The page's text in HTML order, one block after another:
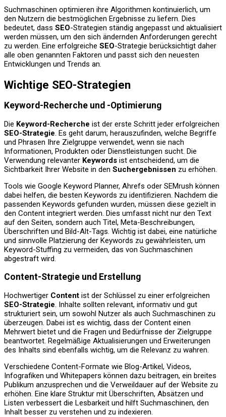
Suchmaschinen optimieren ihre Algorithmen kontinuierlich, um
den Nutzern die bestmöglichen Ergebnisse zu liefern. Dies
bedeutet, dass SEO-Strategien ständig angepasst und aktualisiert
werden müssen, um den sich ändernden Anforderungen gerecht
zu werden. Eine erfolgreiche SEO-Strategie berücksichtigt daher
alle oben genannten Faktoren und passt sich den neuesten
Entwicklungen und Trends an.
Wichtige SEO-Strategien
Keyword-Recherche und -Optimierung
Die Keyword-Recherche ist der erste Schritt jeder erfolgreichen
SEO-Strategie. Es geht darum, herauszufinden, welche Begriffe
und Phrasen Ihre Zielgruppe verwendet, wenn sie nach
Informationen, Produkten oder Dienstleistungen sucht. Die
Verwendung relevanter Keywords ist entscheidend, um die
Sichtbarkeit Ihrer Website in den Suchergebnissen zu erhöhen.
Tools wie Google Keyword Planner, Ahrefs oder SEMrush können
dabei helfen, die besten Keywords zu identifizieren. Nachdem die
passenden Keywords gefunden wurden, müssen diese gezielt in
den Content integriert werden. Dies umfasst nicht nur den Text
auf den Seiten, sondern auch Titel, Meta-Beschreibungen,
Überschriften und Bild-Alt-Tags. Wichtig ist dabei, eine natürliche
und sinnvolle Platzierung der Keywords zu gewährleisten, um
Keyword-Stuffing zu vermeiden, das von Suchmaschinen
abgestraft wird.
Content-Strategie und Erstellung
Hochwertiger Content ist der Schlüssel zu einer erfolgreichen
SEO-Strategie. Inhalte sollten relevant, informativ und gut
strukturiert sein, um sowohl Nutzer als auch Suchmaschinen zu
überzeugen. Dabei ist es wichtig, dass der Content einen
Mehrwert bietet und die Fragen und Bedürfnisse der Zielgruppe
beantwortet. Regelmäßige Aktualisierungen und Erweiterungen
des Inhalts sind ebenfalls wichtig, um die Relevanz zu wahren.
Verschiedene Content-Formate wie Blog-Artikel, Videos,
Infografiken und Whitepapers können dazu beitragen, ein breites
Publikum anzusprechen und die Verweildauer auf der Website zu
erhöhen. Eine klare Struktur mit Überschriften, Absätzen und
Listen verbessert die Lesbarkeit und hilft Suchmaschinen, den
Inhalt besser zu verstehen und zu indexieren.